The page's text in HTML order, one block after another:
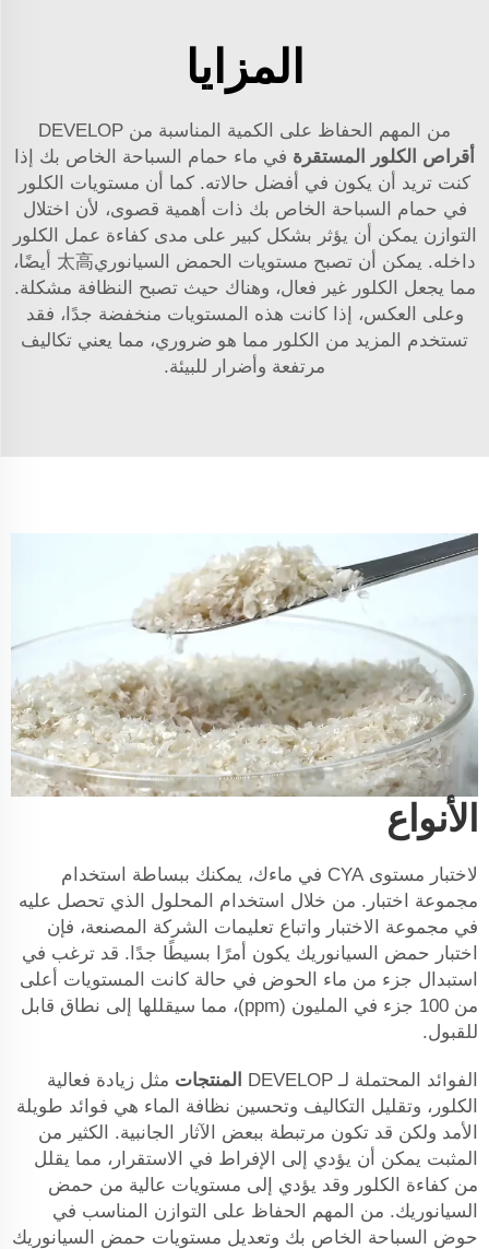
المزايا
من المهم الحفاظ على الكمية المناسبة من DEVELOP
أقراص الكلور المستقرة في ماء حمام السباحة الخاص بك إذا
كنت تريد أن يكون في أفضل حالاته. كما أن مستويات الكلور
في حمام السباحة الخاص بك ذات أهمية قصوى، لأن اختلال
التوازن يمكن أن يؤثر بشكل كبير على مدى كفاءة عمل الكلور
داخله. يمكن أن تصبح مستويات الحمض السيانوري太高 أيضًا،
مما يجعل الكلور غير فعال، وهناك حيث تصبح النظافة مشكلة.
وعلى العكس، إذا كانت هذه المستويات منخفضة جدًا، فقد
تستخدم المزيد من الكلور مما هو ضروري، مما يعني تكاليف
مرتفعة وأضرار للبيئة.
الأنواع
لاختبار مستوى CYA في ماءك، يمكنك ببساطة استخدام
مجموعة اختبار. من خلال استخدام المحلول الذي تحصل عليه
في مجموعة الاختبار واتباع تعليمات الشركة المصنعة، فإن
اختبار حمض السيانوريك يكون أمرًا بسيطًا جدًا. قد ترغب في
استبدال جزء من ماء الحوض في حالة كانت المستويات أعلى
من 100 جزء في المليون (ppm)، مما سيقللها إلى نطاق قابل
للقبول.
الفوائد المحتملة لـ DEVELOP المنتجات مثل زيادة فعالية
الكلور، وتقليل التكاليف وتحسين نظافة الماء هي فوائد طويلة
الأمد ولكن قد تكون مرتبطة ببعض الآثار الجانبية. الكثير من
المثبت يمكن أن يؤدي إلى الإفراط في الاستقرار، مما يقلل
من كفاءة الكلور وقد يؤدي إلى مستويات عالية من حمض
السيانوريك. من المهم الحفاظ على التوازن المناسب في
حوض السباحة الخاص بك وتعديل مستويات حمض السيانوريك